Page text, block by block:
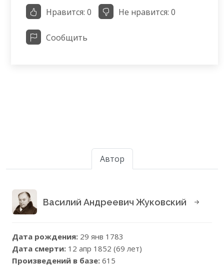
Нравится: 0 Не нравится: 0
Сообщить
Автор
Василий Андреевич Жуковский
Дата рождения: 29 янв 1783
Дата смерти: 12 апр 1852 (69 лет)
Произведений в базе: 615